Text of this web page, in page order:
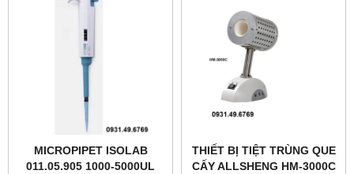
MICROPIPET ISOLAB
011.05.905 1000-5000UL
THIẾT BỊ TIỆT TRÙNG QUE
CẤY ALLSHENG HM-3000C